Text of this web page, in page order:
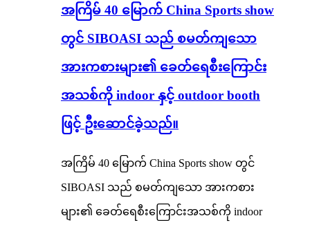
အကြိမ် 40 မြောက် China Sports show
တွင် SIBOASI သည် စမတ်ကျသော
အားကစားများ၏ ခေတ်ရေစီးကြောင်း
အသစ်ကို indoor နှင့် outdoor booth
ဖြင့် ဦးဆောင်ခဲ့သည်။
အကြိမ် 40 မြောက် China Sports show တွင်
SIBOASI သည် စမတ်ကျသော အားကစား
များ၏ ခေတ်ရေစီးကြောင်းအသစ်ကို indoor